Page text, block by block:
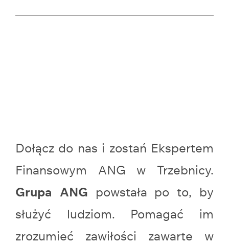
Dołącz do nas i zostań Ekspertem
Finansowym ANG w Trzebnicy.
Grupa ANG powstała po to, by
służyć ludziom. Pomagać im
zrozumieć zawiłości zawarte w